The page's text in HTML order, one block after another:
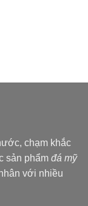
chạm khắc
sản phẩm đá mỹ
với nhiều